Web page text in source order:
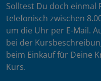
Solltest Du doch einmal
telefonisch zwischen
um die Uhr per E-Mail.
bei der
beim Einkauf für Deine
Kurs.